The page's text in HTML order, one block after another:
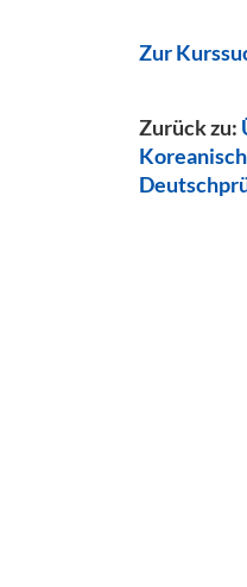
Zur
Zurück zu: